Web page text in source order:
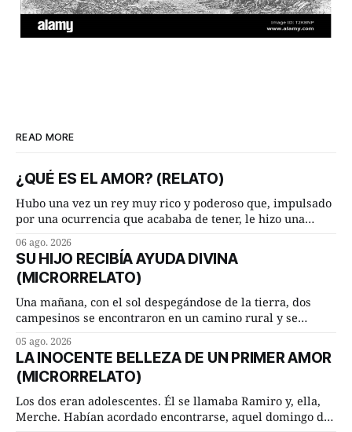
READ MORE
¿QUÉ ES EL AMOR? (RELATO)
Hubo una vez un rey muy rico y poderoso que, impulsado
por una ocurrencia que acababa de tener, le hizo una
Dime, hombre sabio, ¿qué es el amor según tú? Su
consejero, que era muy prudente y astuto le respondió de
inmediato:
06 ago. 2026
SU HIJO RECIBÍA AYUDA DIVINA
(MICRORRELATO)
Una mañana, con el sol despegándose de la tierra, dos
campesinos se encontraron en un camino rural y se
remolachas, Manuel? —quiso saber uno. —Eso acabo de
hacer, Paco. ¿Cómo va ese maíz tuyo? --se interesó el otro.
—De momento mejor
05 ago. 2026
LA INOCENTE BELLEZA DE UN PRIMER AMOR
(MICRORRELATO)
Los dos eran adolescentes. Él se llamaba Ramiro y, ella,
Merche. Habían acordado encontrarse, aquel domingo de